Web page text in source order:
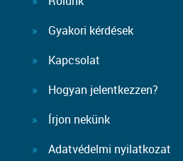
Gyakori kérdések
Kapcsolat
Hogyan jelentkezzen?
Írjon nekünk
Adatvédelmi nyilatkozat